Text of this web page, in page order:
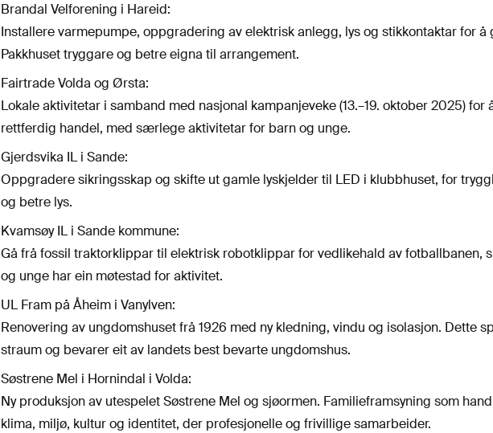
Brandal Velforening i Hareid:
Installere varmepumpe, oppgradering av elektrisk anlegg, lys og stikkontaktar for å
Pakkhuset tryggare og betre eigna til arrangement.
Fairtrade Volda og Ørsta:
Lokale aktivitetar i samband med nasjonal kampanjeveke (13.–19. oktober 2025) for
rettferdig handel, med særlege aktivitetar for barn og unge.
Gjerdsvika IL i Sande:
Oppgradere sikringsskap og skifte ut gamle lyskjelder til LED i klubbhuset, for
og betre lys.
Kvamsøy IL i Sande kommune:
Gå frå fossil traktorklippar til elektrisk robotklippar for vedlikehald av fotballbanen,
og unge har ein møtestad for aktivitet.
UL Fram på Åheim i Vanylven:
Renovering av ungdomshuset frå 1926 med ny kledning, vindu og isolasjon. Dette
straum og bevarer eit av landets best bevarte ungdomshus.
Søstrene Mel i Hornindal i Volda:
Ny produksjon av utespelet Søstrene Mel og sjøormen. Familieframsyning som
klima, miljø, kultur og identitet, der profesjonelle og frivillige samarbeider.